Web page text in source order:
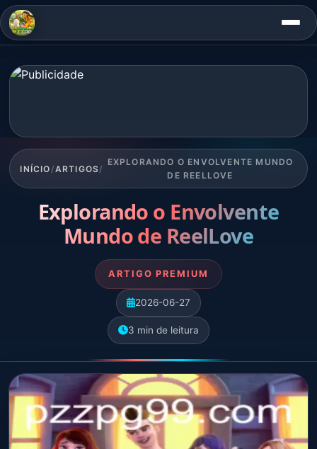
INÍCIO /ARTIGOS/
EXPLORANDO O ENVOLVENTE MUNDO
DE REELLOVE
Explorando o Envolvente
Mundo de ReelLove
ARTIGO PREMIUM
2026-06-27
3 min de leitura